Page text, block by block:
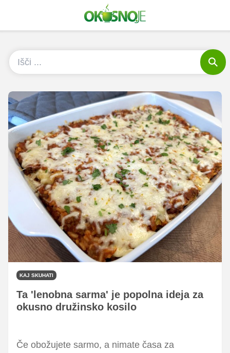
KAJ SKUHATI
Ta 'lenobna sarma' je popolna ideja za
okusno družinsko kosilo
Če obožujete sarmo, a nimate časa za